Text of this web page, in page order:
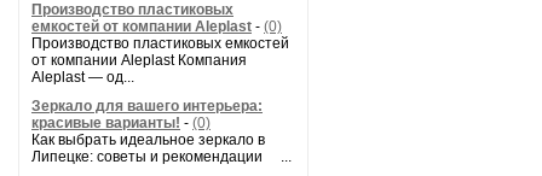
Производство пластиковых
емкостей от компании Aleplast - (0)
Производство пластиковых емкостей
от компании Aleplast Компания
Aleplast — од...
Зеркало для вашего интерьера:
красивые варианты! - (0)
Как выбрать идеальное зеркало в
Липецке: советы и рекомендации ...